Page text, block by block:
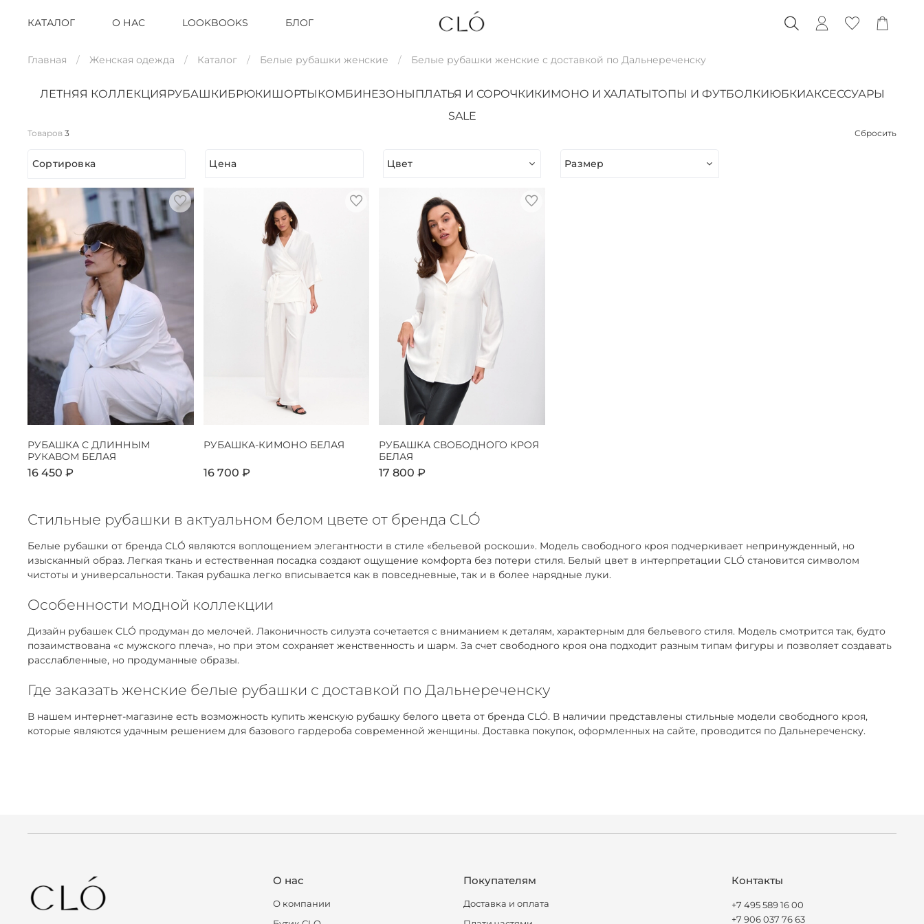
КАТАЛОГ О НАС LOOKBOOKS БЛОГ
Главная Женская одежда Каталог Белые рубашки женские Белые рубашки женские с доставкой по Дальнереченску
ЛЕТНЯЯ КОЛЛЕКЦИЯ РУБАШКИБРЮКИШОРТЫ КОМБИНЕЗОНЫ ПЛАТЬЯ И СОРОЧКИКИМОНО И ХАЛАТЫТОПЫ И ФУТБОЛКИЮБКИАКСЕССУАРЫ
SALE
Товаров 3 Сбросить
Сортировка Цена Цвет Размер
РУБАШКА С ДЛИННЫМ
РУКАВОМ БЕЛАЯ
16 450 ₽
РУБАШКА-КИМОНО БЕЛАЯ
16 700 ₽
РУБАШКА СВОБОДНОГО КРОЯ
БЕЛАЯ
17 800 ₽
Стильные рубашки в актуальном белом цвете от бренда CLÓ
Белые рубашки от бренда CLÓ являются воплощением элегантности в стиле «бельевой роскоши». Модель свободного кроя подчеркивает непринужденный, но
изысканный образ. Легкая ткань и естественная посадка создают ощущение комфорта без потери стиля. Белый цвет в интерпретации CLÓ становится символом
чистоты и универсальности. Такая рубашка легко вписывается как в повседневные, так и в более нарядные луки.
Особенности модной коллекции
Дизайн рубашек CLÓ продуман до мелочей. Лаконичность силуэта сочетается с вниманием к деталям, характерным для бельевого стиля. Модель смотрится так, будто
позаимствована «с мужского плеча», но при этом сохраняет женственность и шарм. За счет свободного кроя она подходит разным типам фигуры и позволяет создавать
расслабленные, но продуманные образы.
Где заказать женские белые рубашки с доставкой по Дальнереченску
В нашем интернет-магазине есть возможность купить женскую рубашку белого цвета от бренда CLÓ. В наличии представлены стильные модели свободного кроя,
которые являются удачным решением для базового гардероба современной женщины. Доставка покупок, оформленных на сайте, проводится по Дальнереченску.
О нас
О компании
Покупателям
Доставка и оплата
Контакты
+7 495 589 16 00
+7 906 037 76 63